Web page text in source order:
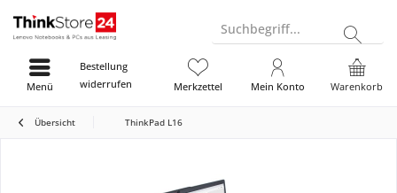
Suchbegriff...
Bestellung
widerrufen
Warenkorb
Merkzettel Mein Konto
Menü
Übersicht ThinkPad L16